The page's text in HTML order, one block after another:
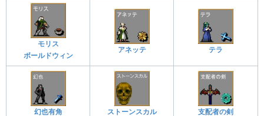
モリス
ボールドウィン
アネッテ テラ
幻也有角 ストーンスカル 支配者の剣